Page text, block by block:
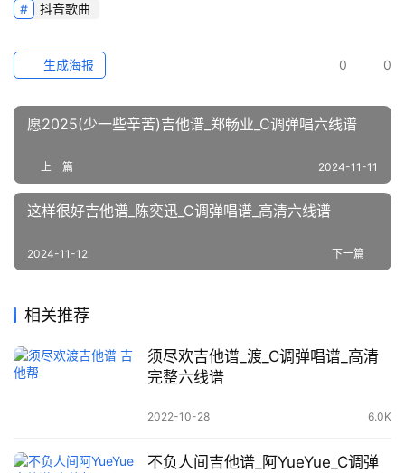
抖音歌曲
0 0
生成海报
愿2025(少一些辛苦)吉他谱_郑畅业_C调弹唱六线谱
上一篇 2024-11-11
这样很好吉他谱_陈奕迅_C调弹唱谱_高清六线谱
下一篇
2024-11-12
相关推荐
须尽欢吉他谱_渡_C调弹唱谱_高清
完整六线谱
2022-10-28 6.0K
不负人间吉他谱_阿YueYue_C调弹